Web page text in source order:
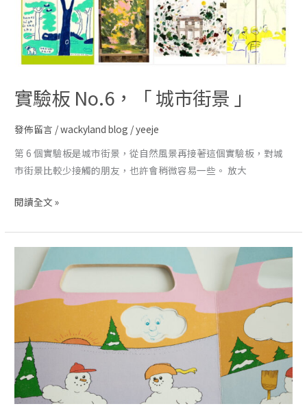
實驗板 No.6，「 城市街景 」
發佈留言 /wackyland blog /yeeje
第 6 個實驗板是城市街景，從自然風景再接著這個實驗板，對城
市街景比較少接觸的朋友，也許會稍微容易一些。 放大
閱讀全文 »